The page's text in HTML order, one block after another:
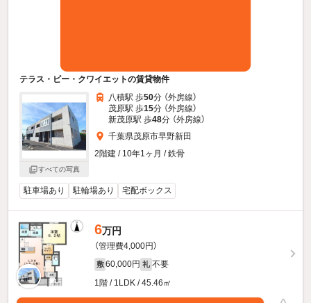
テラス・ビー・クワイエットの賃貸物件
すべての写真
八積駅 歩50分 （外房線）
茂原駅 歩15分 （外房線）
新茂原駅 歩48分 （外房線）
千葉県茂原市早野新田
2階建 / 10年1ヶ月 / 鉄骨
駐車場あり 駐輪場あり 宅配ボックス
6万円
（管理費4,000円）
敷 60,000円 礼 不要
1階 / 1LDK / 45.46㎡